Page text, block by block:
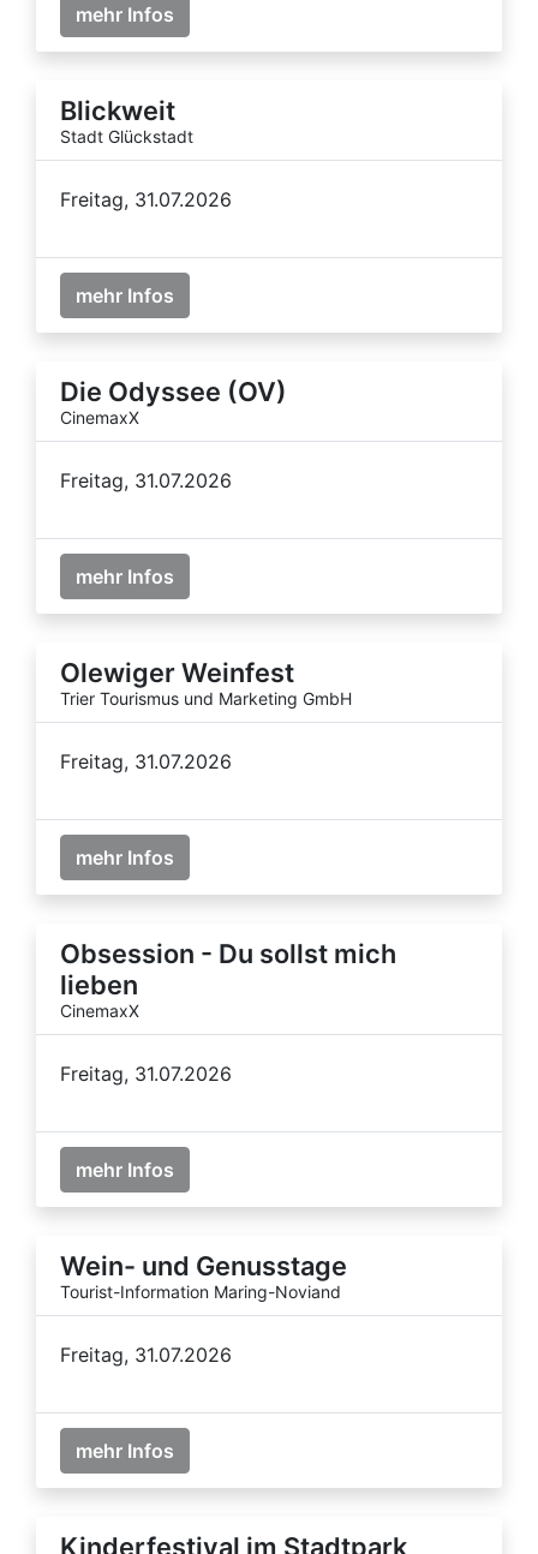
mehr Infos
Blickweit
Stadt Glückstadt
Freitag, 31.07.2026
mehr Infos
Die Odyssee (OV)
CinemaxX
Freitag, 31.07.2026
mehr Infos
Olewiger Weinfest
Trier Tourismus und Marketing GmbH
Freitag, 31.07.2026
mehr Infos
Obsession - Du sollst mich
lieben
CinemaxX
Freitag, 31.07.2026
mehr Infos
Wein- und Genusstage
Tourist-Information Maring-Noviand
Freitag, 31.07.2026
mehr Infos
Kinderfestival im Stadtpark